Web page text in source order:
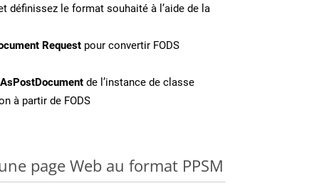
définissez le format souhaité à l’aide de la
Request pour convertir FODS
de l’instance de classe
à partir de FODS
page Web au format PPSM